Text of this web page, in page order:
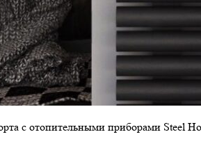
с отопительными приборами Steel